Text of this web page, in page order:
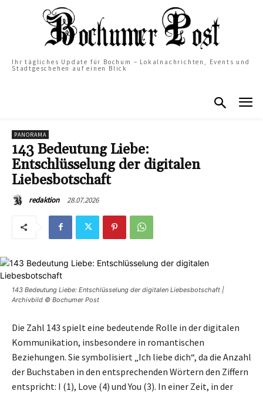
Ihr tägliches Update für Bochum – Lokalnachrichten, Events und
Stadtgeschehen auf einen Blick
PANORAMA
143 Bedeutung Liebe:
Entschlüsselung der digitalen
Liebesbotschaft
redaktion 28.07.2026
143 Bedeutung Liebe: Entschlüsselung der digitalen Liebesbotschaft |
Archivbild © Bochumer Post
Die Zahl 143 spielt eine bedeutende Rolle in der digitalen
Kommunikation, insbesondere in romantischen
Beziehungen. Sie symbolisiert „Ich liebe dich“, da die Anzahl
der Buchstaben in den entsprechenden Wörtern den Ziffern
entspricht: I (1), Love (4) und You (3). In einer Zeit, in der